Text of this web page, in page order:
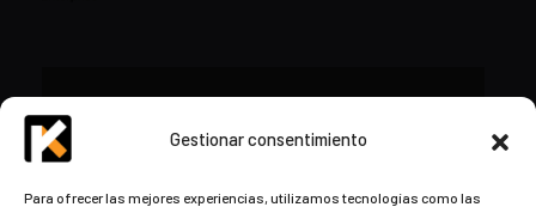
Gestionar consentimiento
Para ofrecer las mejores experiencias, utilizamos tecnologías como las